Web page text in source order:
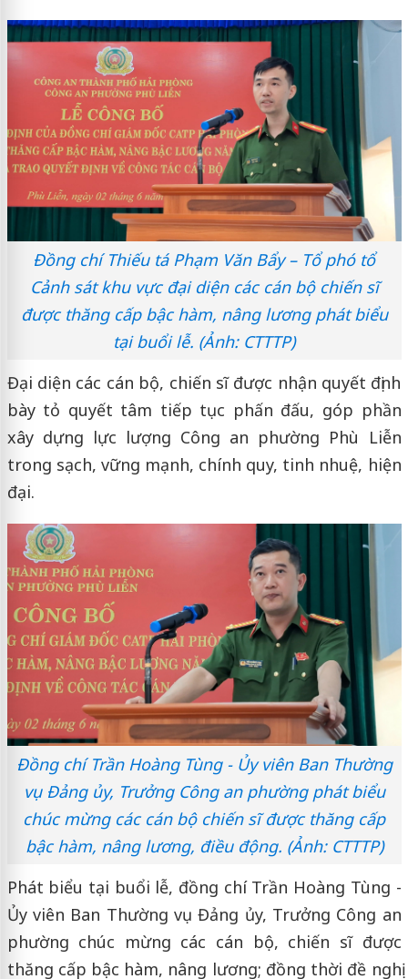
Đồng chí Thiếu tá Phạm Văn Bẩy – Tổ phó tổ
Cảnh sát khu vực đại diện các cán bộ chiến sĩ
được thăng cấp bậc hàm, nâng lương phát biểu
tại buổi lễ. (Ảnh: CTTTP)
Đại diện các cán bộ, chiến sĩ được nhận quyết định
bày tỏ quyết tâm tiếp tục phấn đấu, góp phần
xây dựng lực lượng Công an phường Phù Liễn
trong sạch, vững mạnh, chính quy, tinh nhuệ, hiện
đại.
Đồng chí Trần Hoàng Tùng - Ủy viên Ban Thường
vụ Đảng ủy, Trưởng Công an phường phát biểu
chúc mừng các cán bộ chiến sĩ được thăng cấp
bậc hàm, nâng lương, điều động. (Ảnh: CTTTP)
Phát biểu tại buổi lễ, đồng chí Trần Hoàng Tùng -
Ủy viên Ban Thường vụ Đảng ủy, Trưởng Công an
phường chúc mừng các cán bộ, chiến sĩ được
thăng cấp bậc hàm, nâng lương; đồng thời đề nghị